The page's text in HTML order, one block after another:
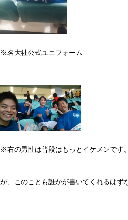
※名大社公式ユニフォーム
※右の男性は普段はもっとイケメンです。
が、このことも誰かが書いてくれるはず